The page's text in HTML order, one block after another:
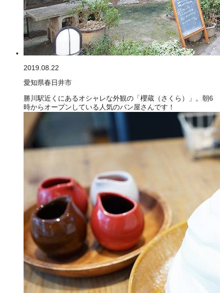
2019.08.22
愛知県春日井市
勝川駅近くにあるオシャレな外観の「櫻蔵（さくら）」。朝6
時からオープンしている人気のパン屋さんです！